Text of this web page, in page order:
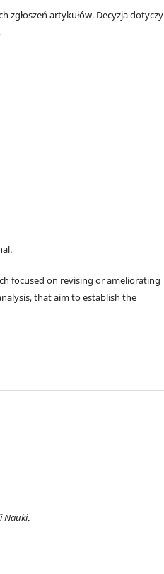
zgłoszeń artykułów. Decyzja dotyczy
focused on revising or ameliorating
that aim to establish the
Nauki.